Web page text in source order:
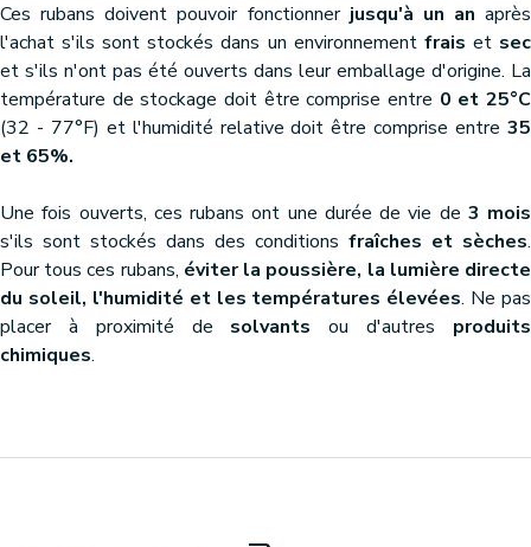
Ces rubans doivent pouvoir fonctionner jusqu'à un an après
l'achat s'ils sont stockés dans un environnement frais et sec
et s'ils n'ont pas été ouverts dans leur emballage d'origine. La
température de stockage doit être comprise entre 0 et 25°C
(32 - 77°F) et l'humidité relative doit être comprise entre 35
et 65%.
Une fois ouverts, ces rubans ont une durée de vie de 3 mois
s'ils sont stockés dans des conditions fraîches et sèches.
Pour tous ces rubans, éviter la poussière, la lumière directe
du soleil, l'humidité et les températures élevées. Ne pas
placer à proximité de solvants ou d'autres produits
chimiques.